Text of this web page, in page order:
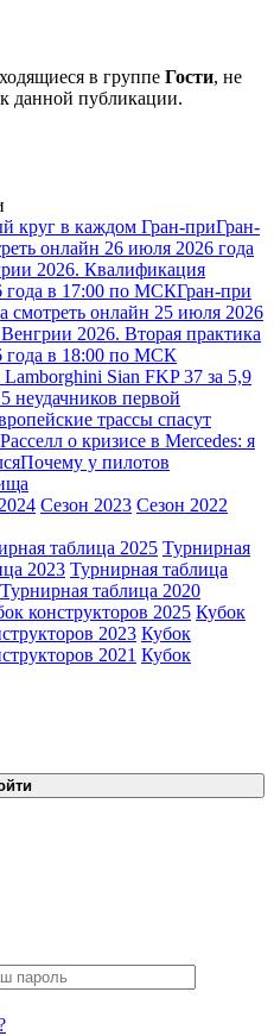
в группе Гости, не
данной публикации.
круг в каждом Гран-приГран-
онлайн 26 июля 2026 года
2026. Квалификация
года в 17:00 по МСКГран-при
смотреть онлайн 25 июля 2026
2026. Вторая практика
года в 18:00 по МСК
Sian FKP 37 за 5,9
неудачников первой
трассы спасут
Расселл о кризисе в Mercedes: я
Почему у пилотов
Сезон 2023 Сезон 2022
таблица 2025 Турнирная
2023 Турнирная таблица
Турнирная таблица 2020
конструкторов 2025 Кубок
2023 Кубок
2021 Кубок